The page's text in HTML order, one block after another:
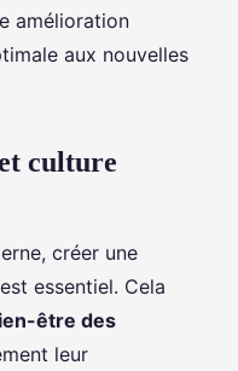
amélioration
aux nouvelles
culture
créer une
est essentiel. Cela
être des
leur